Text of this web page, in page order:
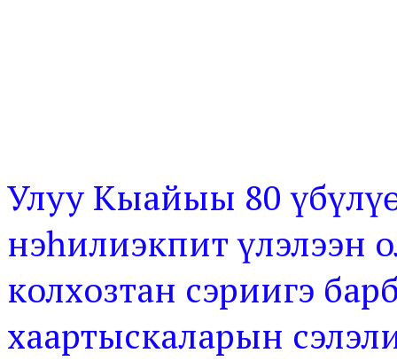
Улуу Кыайыы 80
нэһилиэкпит үлэлээн
колхозтан сэриигэ
хаартыскаларын